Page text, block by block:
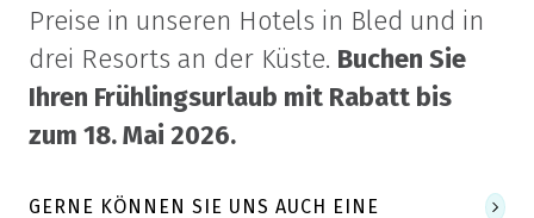
Preise in unseren Hotels in Bled und in
drei Resorts an der Küste. Buchen Sie
Ihren Frühlingsurlaub mit Rabatt bis
zum 18. Mai 2026.
GERNE KÖNNEN SIE UNS AUCH EINE